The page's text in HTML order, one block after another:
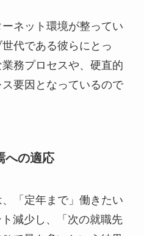
ネット環境が整ってい
代である彼らにとっ
務プロセスや、硬直的
要因となっているので
への適応
「定年まで」働きたい
減少し、「次の就職先